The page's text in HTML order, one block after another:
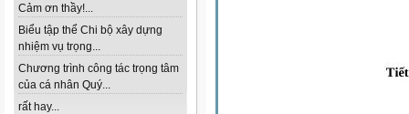
Cảm ơn thầy!...
Biểu tập thể Chi bộ xây dựng
nhiệm vụ trọng...
Chương trình công tác trọng tâm
của cá nhân Quý...
rất hay...